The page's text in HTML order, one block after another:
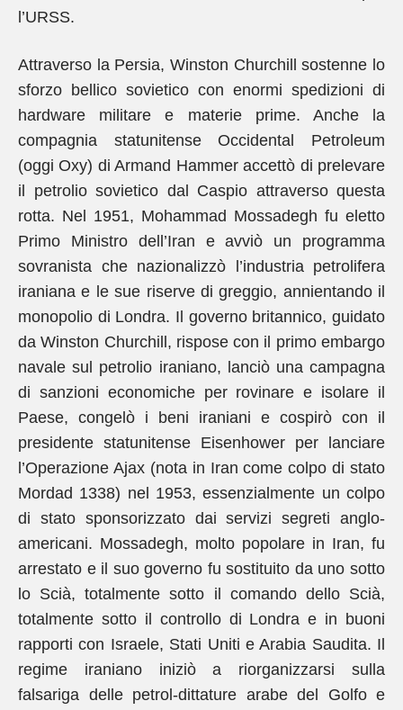
l’URSS.
Attraverso la Persia, Winston Churchill sostenne lo
sforzo bellico sovietico con enormi spedizioni di
hardware militare e materie prime. Anche la
compagnia statunitense Occidental Petroleum
(oggi Oxy) di Armand Hammer accettò di prelevare
il petrolio sovietico dal Caspio attraverso questa
rotta. Nel 1951, Mohammad Mossadegh fu eletto
Primo Ministro dell’Iran e avviò un programma
sovranista che nazionalizzò l’industria petrolifera
iraniana e le sue riserve di greggio, annientando il
monopolio di Londra. Il governo britannico, guidato
da Winston Churchill, rispose con il primo embargo
navale sul petrolio iraniano, lanciò una campagna
di sanzioni economiche per rovinare e isolare il
Paese, congelò i beni iraniani e cospirò con il
presidente statunitense Eisenhower per lanciare
l’Operazione Ajax (nota in Iran come colpo di stato
Mordad 1338) nel 1953, essenzialmente un colpo
di stato sponsorizzato dai servizi segreti anglo-
americani. Mossadegh, molto popolare in Iran, fu
arrestato e il suo governo fu sostituito da uno sotto
lo Scià, totalmente sotto il comando dello Scià,
totalmente sotto il controllo di Londra e in buoni
rapporti con Israele, Stati Uniti e Arabia Saudita. Il
regime iraniano iniziò a riorganizzarsi sulla
falsariga delle petrol-dittature arabe del Golfo e